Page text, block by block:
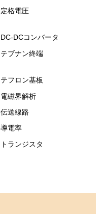
定格電圧
DC-DCコンバータ
テブナン終端
テフロン基板
電磁界解析
伝送線路
導電率
トランジスタ